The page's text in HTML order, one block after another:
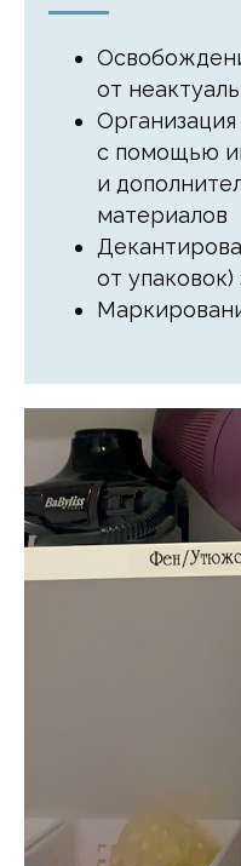
от
с помощью
и
материалов
от упаковок)